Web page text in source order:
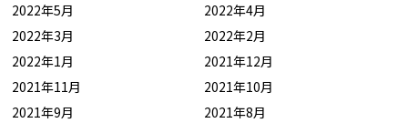
2022年5月
2022年4月
2022年3月
2022年2月
2022年1月
2021年12月
2021年11月
2021年10月
2021年9月
2021年8月